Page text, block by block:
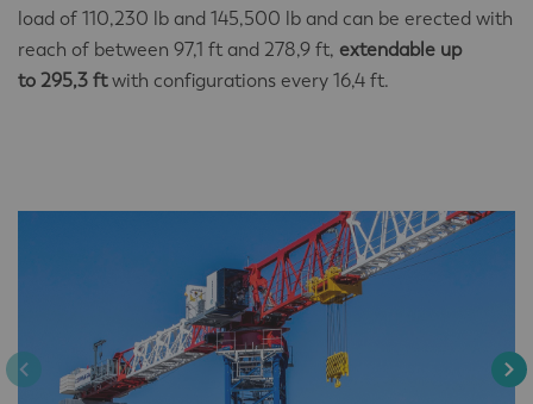
load of 110,230 lb and 145,500 lb and can be erected with
reach of between 97,1 ft and 278,9 ft, extendable up
to 295,3 ftwith configurations every 16,4 ft.